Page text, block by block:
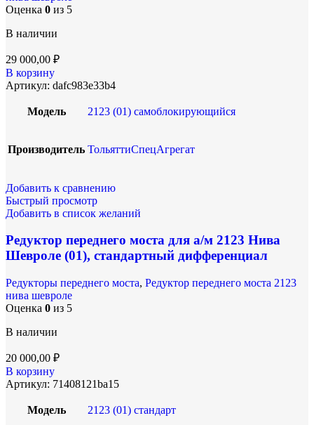
Оценка 0 из 5
В наличии
29 000,00 ₽
В корзину
Артикул: dafc983e33b4
Модель 2123 (01) самоблокирующийся
Производитель ТольяттиСпецАгрегат
Добавить к сравнению
Быстрый просмотр
Добавить в список желаний
Редуктор переднего моста для а/м 2123 Нива
Шевроле (01), стандартный дифференциал
Редукторы переднего моста, Редуктор переднего моста 2123
нива шевроле
Оценка 0 из 5
В наличии
20 000,00 ₽
В корзину
Артикул: 71408121ba15
Модель 2123 (01) стандарт